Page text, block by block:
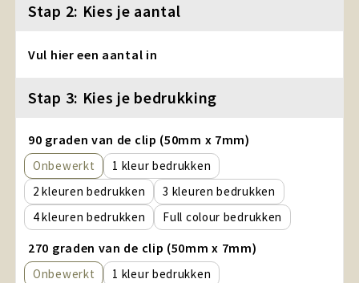
Stap 2: Kies je aantal
Vul hier een aantal in
Stap 3: Kies je bedrukking
90 graden van de clip (50mm x 7mm)
Onbewerkt
1
2
3
4
Full colour
270 graden van de clip (50mm x 7mm)
Onbewerkt
1